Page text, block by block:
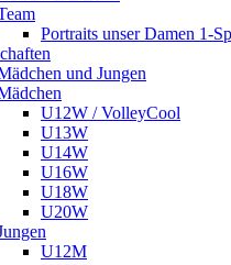
Portraits unser Damen 1-
und Jungen
U12W / VolleyCool
U13W
U14W
U16W
U18W
U20W
U12M